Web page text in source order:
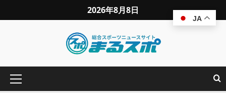
2026年8月8日
JA